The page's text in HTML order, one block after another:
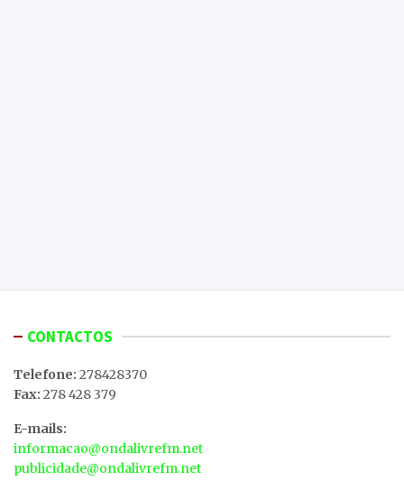
CONTACTOS
Telefone: 278428370
Fax: 278 428 379
E-mails:
informacao@ondalivrefm.net
publicidade@ondalivrefm.net